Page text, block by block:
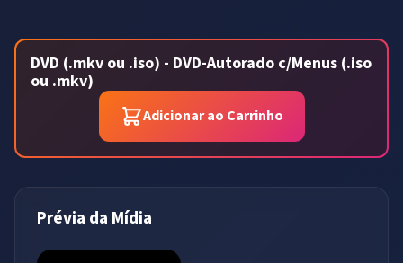
DVD (.mkv ou .iso) - DVD-Autorado c/Menus (.iso
ou .mkv)
Adicionar ao Carrinho
Prévia da Mídia